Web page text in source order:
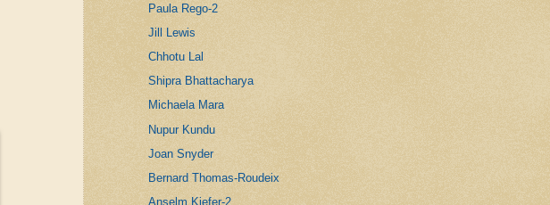
Paula Rego-2
Jill Lewis
Chhotu Lal
Shipra Bhattacharya
Michaela Mara
Nupur Kundu
Joan Snyder
Bernard Thomas-Roudeix
Anselm Kiefer-2